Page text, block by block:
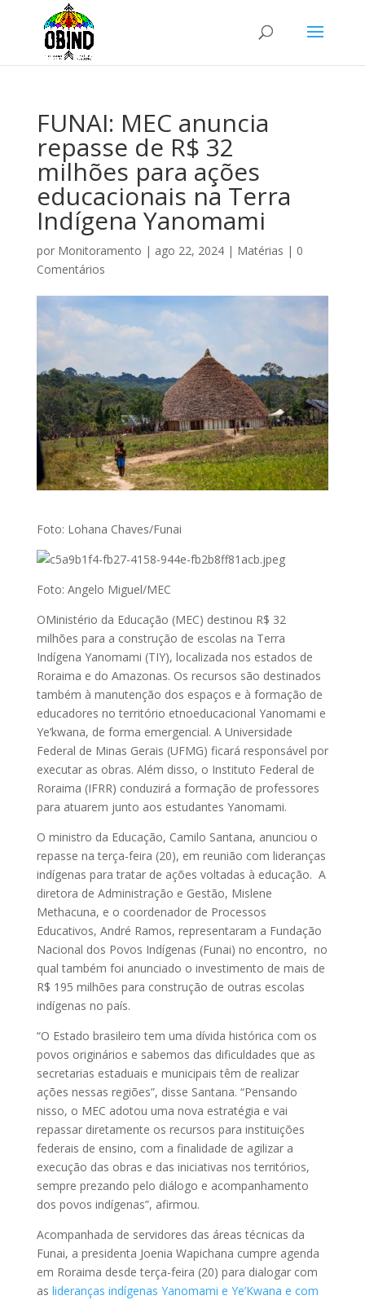
FUNAI: MEC anuncia
repasse de R$ 32
milhões para ações
educacionais na Terra
Indígena Yanomami
por Monitoramento | ago 22, 2024| Matérias | 0
Comentários
Foto: Lohana Chaves/Funai
Foto: Angelo Miguel/MEC
OMinistério da Educação (MEC) destinou R$ 32
milhões para a construção de escolas na Terra
Indígena Yanomami (TIY), localizada nos estados de
Roraima e do Amazonas. Os recursos são destinados
também à manutenção dos espaços e à formação de
educadores no território etnoeducacional Yanomami e
Ye’kwana, de forma emergencial. A Universidade
Federal de Minas Gerais (UFMG) ficará responsável por
executar as obras. Além disso, o Instituto Federal de
Roraima (IFRR) conduzirá a formação de professores
para atuarem junto aos estudantes Yanomami.
O ministro da Educação, Camilo Santana, anunciou o
repasse na terça-feira (20), em reunião com lideranças
indígenas para tratar de ações voltadas à educação. A
diretora de Administração e Gestão, Mislene
Methacuna, e o coordenador de Processos
Educativos, André Ramos, representaram a Fundação
Nacional dos Povos Indígenas (Funai) no encontro, no
qual também foi anunciado o investimento de mais de
R$ 195 milhões para construção de outras escolas
indígenas no país.
“O Estado brasileiro tem uma dívida histórica com os
povos originários e sabemos das dificuldades que as
secretarias estaduais e municipais têm de realizar
ações nessas regiões”, disse Santana. “Pensando
nisso, o MEC adotou uma nova estratégia e vai
repassar diretamente os recursos para instituições
federais de ensino, com a finalidade de agilizar a
execução das obras e das iniciativas nos territórios,
sempre prezando pelo diálogo e acompanhamento
dos povos indígenas”, afirmou.
Acompanhada de servidores das áreas técnicas da
Funai, a presidenta Joenia Wapichana cumpre agenda
em Roraima desde terça-feira (20) para dialogar com
as lideranças indígenas Yanomami e Ye’Kwana e com